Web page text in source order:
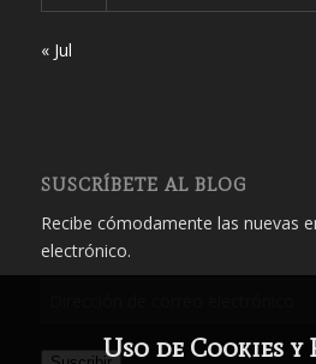
« Jul
SUSCRÍBETE AL BLOG
Recibe cómodamente las nuevas
electrónico.
correo Uso de Cookies y